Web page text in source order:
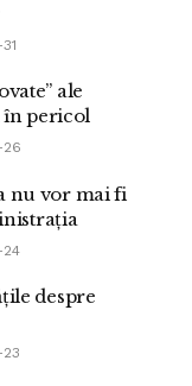
ale
pericol
nu vor mai fi
despre